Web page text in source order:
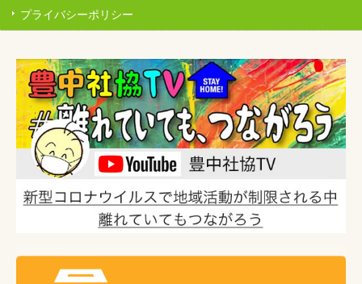
プライバシーポリシー